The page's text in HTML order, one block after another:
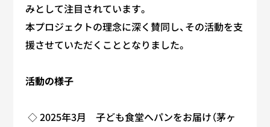
みとして注目されています。
本プロジェクトの理念に深く賛同し、その活動を支
援させていただくこととなりました。
活動の様子
◇ 2025年3月 子ども食堂へパンをお届け（茅ヶ